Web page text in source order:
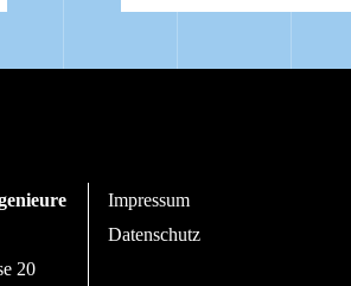
20
Impressum
Datenschutz